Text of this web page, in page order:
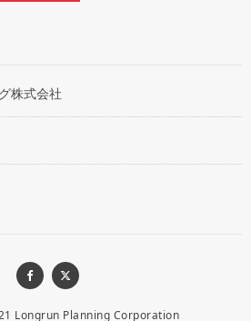
株式会社
Longrun Planning Corporation